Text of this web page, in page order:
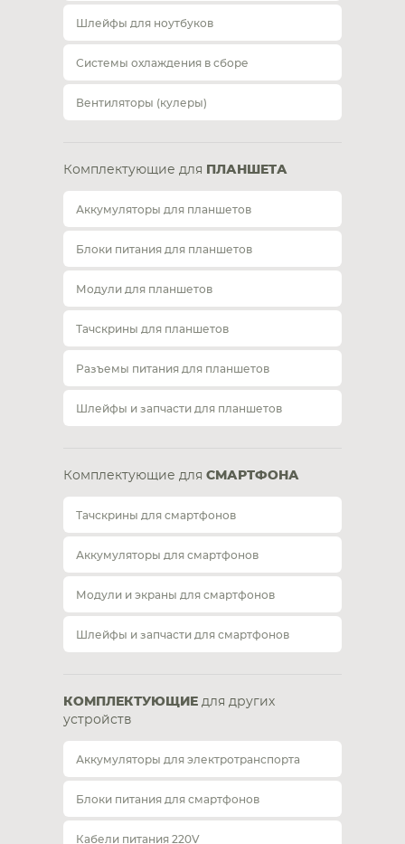
Шлейфы для ноутбуков
Системы охлаждения в сборе
Вентиляторы (кулеры)
Комплектующие для ПЛАНШЕТА
Аккумуляторы для планшетов
Блоки питания для планшетов
Модули для планшетов
Тачскрины для планшетов
Разъемы питания для планшетов
Шлейфы и запчасти для планшетов
Комплектующие для СМАРТФОНА
Тачскрины для смартфонов
Аккумуляторы для смартфонов
Модули и экраны для смартфонов
Шлейфы и запчасти для смартфонов
КОМПЛЕКТУЮЩИЕ для других
устройств
Аккумуляторы для электротранспорта
Блоки питания для смартфонов
Кабели питания 220V